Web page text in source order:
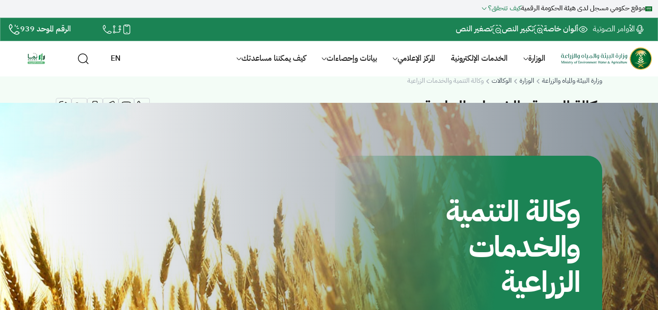
موقع حكومي مسجل لدى هيئة الحكومة الرقميةكيف تتحقق؟
الأوامر الصوتية ألوان خاصة تكبير النص تصغير النص الرقم الموحد 939
الوزارة الخدمات الإلكترونية المركز الإعلامي بيانات وإحصاءات كيف يمكننا مساعدتك EN
وزارة البيئة والمياه والزراعة الوزارة الوكالات وكالة التنمية والخدمات الزراعية
وكالة التنمية والخدمات الزراعية
وكالة التنمية
والخدمات
الزراعية